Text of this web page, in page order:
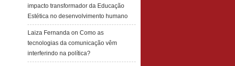
impacto transformador da Educação
Estética no desenvolvimento humano
Laiza Fernanda on Como as
tecnologias da comunicação vêm
interferindo na política?